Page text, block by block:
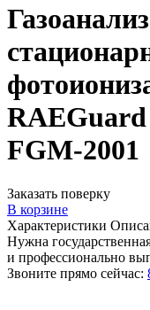
FGM-2001
Заказать поверку
В корзине
Характеристики
Нужна
и профессионально
Звоните прямо сейчас: